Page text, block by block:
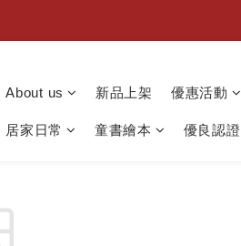
About us 新品上架 優惠活動
居家日常 童書繪本 優良認證